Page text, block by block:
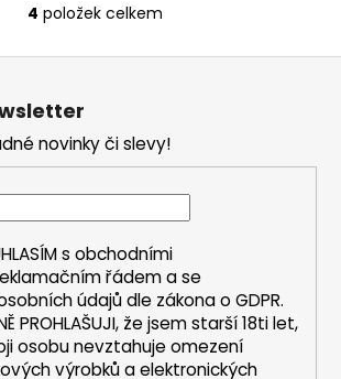
O
v
a
c
í
p
r
v
k
y
v
ý
4 položek celkem
novinky či slevy!
s obchodními
řádem a se
údajů dle zákona oGDPR.
PROHLAŠUJI, že jsem starší 18ti let,
osobu nevztahuje omezení
výrobků a elektronických